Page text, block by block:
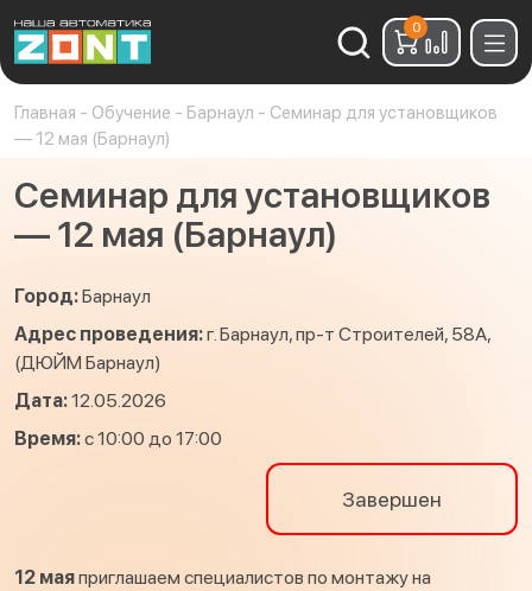
Найти:
0
Главная - Обучение - Барнаул - Семинар для установщиков
— 12 мая (Барнаул)
Семинар для установщиков
— 12 мая (Барнаул)
Город:Барнаул
Адрес проведения:г. Барнаул, пр-т Строителей, 58А,
(ДЮЙМ Барнаул)
Дата:12.05.2026
Время:с 10:00 до 17:00
Завершен
12 маяприглашаем специалистов по монтажу на